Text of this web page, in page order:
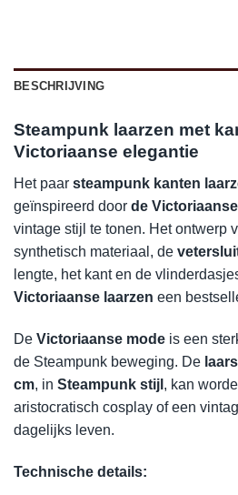
BESCHRIJVING
Steampunk laarzen met
Victoriaanse elegantie
Het paar steampunk kanten
geïnspireerd door de
vintage stijl te tonen. Het ontwerp
synthetisch materiaal, de
lengte, het kant en de
Victoriaanse laarzen een
De Victoriaanse mode is een
de Steampunk beweging. De
cm, in Steampunk stijl , kan
aristocratisch cosplay of een
dagelijks leven.
Technische details: